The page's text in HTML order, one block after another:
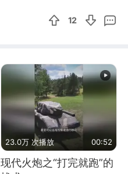
12
23.0万 次播放 00:52
现代火炮之“打完就跑”的